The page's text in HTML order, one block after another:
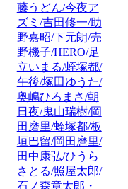
藤うどん/今夜ア
ズミ/吉田修一/助
野嘉昭/下元朗/売
野機子/HERO/足
立いまる/蛭塚都/
午後/塚田ゆうた/
奥嶋ひろまさ/朝
日夜/鬼山瑞樹/岡
田磨里/蛭塚都/板
垣巴留/岡田麿里/
田中康弘/ひうら
さとる/照屋太郎/
石ノ森章太郎・